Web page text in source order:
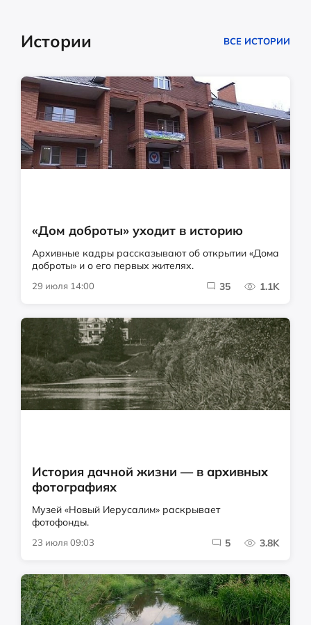
Истории ВСЕ ИСТОРИИ
«Дом доброты» уходит в историю
Архивные кадры рассказывают об открытии «Дома
доброты» и о его первых жителях.
29 июля 14:00 35 1.1K
История дачной жизни — в архивных
фотографиях
Музей «Новый Иерусалим» раскрывает
фотофонды.
23 июля 09:03 5 3.8K